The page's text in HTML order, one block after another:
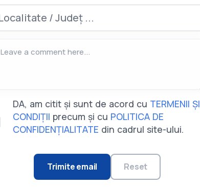
Leave a comment here...
DA, am citit și sunt de acord cu TERMENII ȘI
CONDIȚII precum și cu POLITICA DE
CONFIDENȚIALITATE din cadrul site-ului.
Trimite email Reset